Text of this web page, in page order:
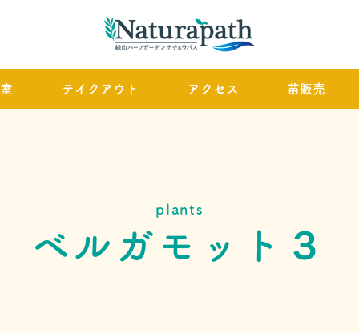
テイクアウト アクセス 苗販売
plants
ベルガモット３